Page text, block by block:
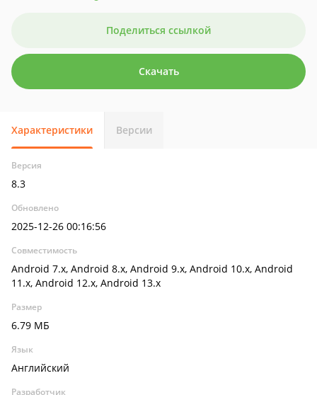
Поделиться ссылкой
Скачать
Характеристики Версии
Версия
8.3
Обновлено
2025-12-26 00:16:56
Совместимость
Android 7.x, Android 8.x, Android 9.x, Android 10.x, Android
11.x, Android 12.x, Android 13.x
Размер
6.79 МБ
Язык
Английский
Разработчик